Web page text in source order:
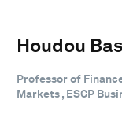
Houdou
Professor of
Markets , ESCP